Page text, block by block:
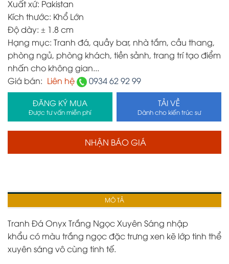
Xuất xứ: Pakistan
Kích thước: Khổ Lớn
Độ dày: ± 1.8 cm
Hạng mục: Tranh đá, quầy bar, nhà tắm, cầu thang,
phòng ngủ, phòng khách, tiền sảnh, trang trí tạo điểm
nhấn cho không gian...
Giá bán: Liên hệ 0934 62 92 99
ĐĂNG KÝ MUA
Được tư vấn miễn phí
TẢI VỀ
Dành cho kiến trúc sư
NHẬN BÁO GIÁ
MÔ TẢ
Tranh Đá Onyx Trắng Ngọc Xuyên Sáng nhập
khẩu có màu trắng ngọc đặc trưng xen kẽ lớp tinh thể
xuyên sáng vô cùng tinh tế.